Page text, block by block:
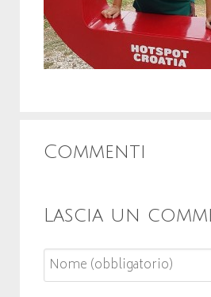
Commenti
Lascia un